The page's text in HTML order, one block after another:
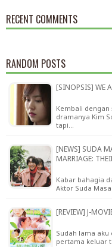
RECENT COMMENTS
RANDOM POSTS
[SINOPSIS] WE
Kembali
dramanya Kim
tapi…
[NEWS] SUDA
MARRIAGE:
Kabar bahagia
Aktor Suda
[REVIEW] J-
Sudah lama
pertama keluar